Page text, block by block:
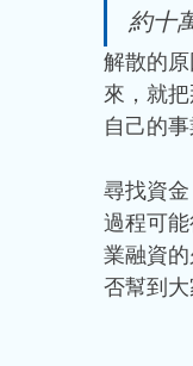
約十
解散的
來，就
自己的
尋找資
過程可
業融資
否幫到